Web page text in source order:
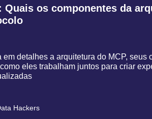
Quais os componentes da
em detalhes a arquitetura do MCP, seus
eles trabalham juntos para criar
Hackers